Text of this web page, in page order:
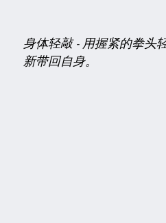
身体轻敲 - 用握紧的拳头
新带回自身。